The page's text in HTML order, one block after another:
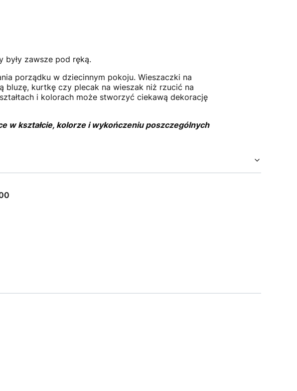
były zawsze pod ręką.
porządku w dziecinnym pokoju. Wieszaczki na
bluzę, kurtkę czy plecak na wieszak niż rzucić na
i kolorach może stworzyć ciekawą dekorację
w kształcie, kolorze i wykończeniu poszczególnych